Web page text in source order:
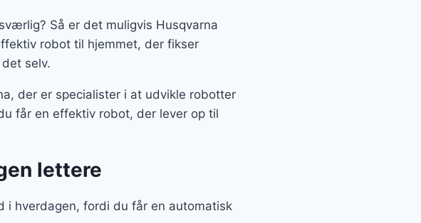
Så er det muligvis Husqvarna
robot til hjemmet, der fikser
selv.
der er specialister i at udvikle robotter
får en effektiv robot, der lever op til
lettere
i hverdagen, fordi du får en automatisk